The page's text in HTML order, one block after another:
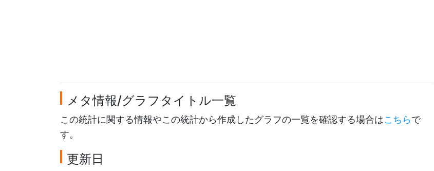
メタ情報/グラフタイトル一覧
この統計に関する情報やこの統計から作成したグラフの一覧を確認する場合はこちらで
す。
更新日